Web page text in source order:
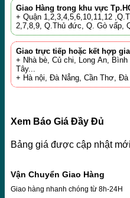
Giao Hàng trong khu vực
+ Quận 1,2,3,4,5,6,10,11,12
2,7,8,9, Q.Thủ đức, Q. Gò vấp,
Giao trực tiếp hoặc kết hợp
+ Nhà bè, Củ chi, Long An,
Tây...
+ Hà nội, Đà Nẳng, Cần Thơ, Đà
Xem Báo Giá Đầy Đủ
Bảng giá được cập nhật
Vận Chuyển Giao Hàng
Giao hàng nhanh chóng từ 8h-24H